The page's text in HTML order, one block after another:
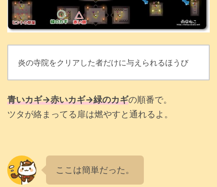
炎の寺院をクリアした者だけに与えられるほうび
青いカギ→赤いカギ→緑のカギの順番で。
ツタが絡まってる扉は燃やすと通れるよ。
ここは簡単だった。